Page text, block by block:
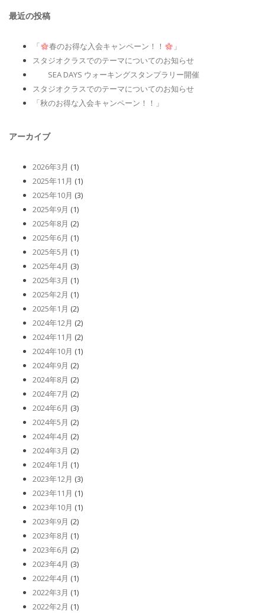
最近の投稿
「 春のお得な入会キャンペーン！！
」
スタジオクラスでのテーマについてのお知らせ
SEA DAYS ウォーキングスタンプラリー開催
スタジオクラスでのテーマについてのお知らせ
「秋のお得な入会キャンペーン！！」
アーカイブ
2026年3月 (1)
2025年11月 (1)
2025年10月 (3)
2025年9月 (1)
2025年8月 (2)
2025年6月 (1)
2025年5月 (1)
2025年4月 (3)
2025年3月 (1)
2025年2月 (1)
2025年1月 (2)
2024年12月 (2)
2024年11月 (2)
2024年10月 (1)
2024年9月 (2)
2024年8月 (2)
2024年7月 (2)
2024年6月 (3)
2024年5月 (2)
2024年4月 (2)
2024年3月 (2)
2024年1月 (1)
2023年12月 (3)
2023年11月 (1)
2023年10月 (1)
2023年9月 (2)
2023年8月 (1)
2023年6月 (2)
2023年4月 (3)
2022年4月 (1)
2022年3月 (1)
2022年2月 (1)